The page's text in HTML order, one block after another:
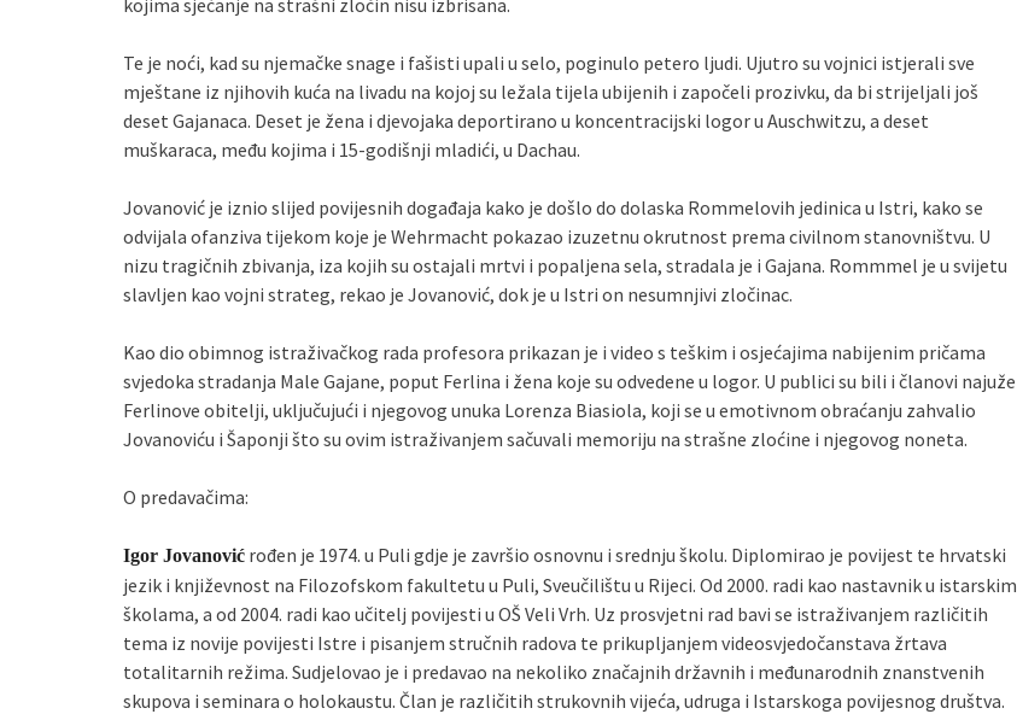
kojima sjećanje na strašni zločin nisu izbrisana.
Te je noći, kad su njemačke snage i fašisti upali u selo, poginulo petero ljudi. Ujutro su vojnici istjerali sve
mještane iz njihovih kuća na livadu na kojoj su ležala tijela ubijenih i započeli prozivku, da bi strijeljali još
deset Gajanaca. Deset je žena i djevojaka deportirano u koncentracijski logor u Auschwitzu, a deset
muškaraca, među kojima i 15-godišnji mladići, u Dachau.
Jovanović je iznio slijed povijesnih događaja kako je došlo do dolaska Rommelovih jedinica u Istri, kako se
odvijala ofanziva tijekom koje je Wehrmacht pokazao izuzetnu okrutnost prema civilnom stanovništvu. U
nizu tragičnih zbivanja, iza kojih su ostajali mrtvi i popaljena sela, stradala je i Gajana. Rommmel je u svijetu
slavljen kao vojni strateg, rekao je Jovanović, dok je u Istri on nesumnjivi zločinac.
Kao dio obimnog istraživačkog rada profesora prikazan je i video s teškim i osjećajima nabijenim pričama
svjedoka stradanja Male Gajane, poput Ferlina i žena koje su odvedene u logor. U publici su bili i članovi najuže
Ferlinove obitelji, uključujući i njegovog unuka Lorenza Biasiola, koji se u emotivnom obraćanju zahvalio
Jovanoviću i Šaponji što su ovim istraživanjem sačuvali memoriju na strašne zloćine i njegovog noneta.
O predavačima:
Igor Jovanović rođen je 1974. u Puli gdje je završio osnovnu i srednju školu. Diplomirao je povijest te hrvatski
jezik i književnost na Filozofskom fakultetu u Puli, Sveučilištu u Rijeci. Od 2000. radi kao nastavnik u istarskim
školama, a od 2004. radi kao učitelj povijesti u OŠ Veli Vrh. Uz prosvjetni rad bavi se istraživanjem različitih
tema iz novije povijesti Istre i pisanjem stručnih radova te prikupljanjem videosvjedočanstava žrtava
totalitarnih režima. Sudjelovao je i predavao na nekoliko značajnih državnih i međunarodnih znanstvenih
skupova i seminara o holokaustu. Član je različitih strukovnih vijeća, udruga i Istarskoga povijesnog društva.